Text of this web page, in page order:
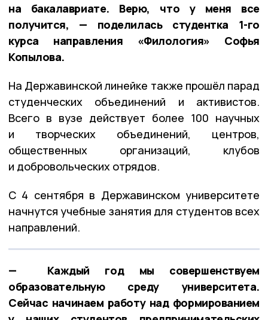
на бакалавриате. Верю, что у меня все
получится, — поделилась студентка 1-го
курса направления «Филология» Софья
Копылова.
На Державинской линейке также прошёл парад
студенческих объединений и активистов.
Всего в вузе действует более 100 научных
и творческих объединений, центров,
общественных организаций, клубов
и добровольческих отрядов.
С 4 сентября в Державинском университете
начнутся учебные занятия для студентов всех
направлений.
— Каждый год мы совершенствуем
образовательную среду университета.
Сейчас начинаем работу над формированием